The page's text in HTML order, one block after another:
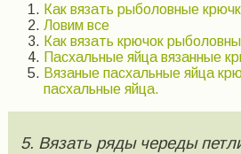
Как вязать рыболовные
Ловим все
Как вязать крючок
Пасхальные яйца вязанные
Вязаные пасхальные яйца
пасхальные яйца.
5. Вязать ряды череды